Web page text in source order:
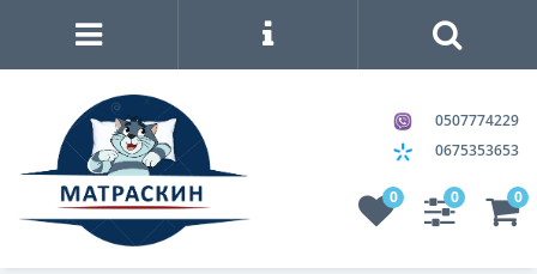
0507774229
0675353653
0 0 0